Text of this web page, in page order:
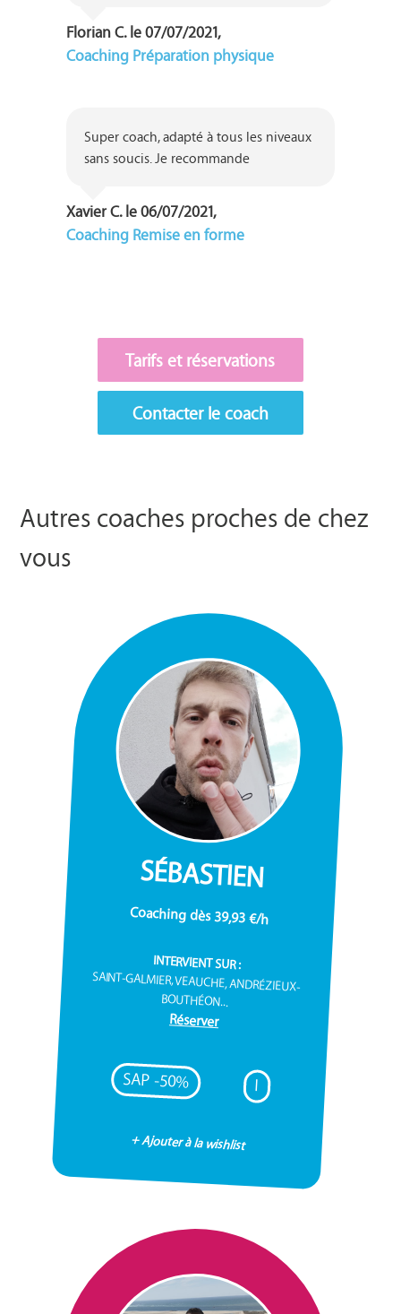
Florian C. le 07/07/2021,
Coaching Préparation physique
Super coach, adapté à tous les niveaux
sans soucis. Je recommande
Xavier C. le 06/07/2021,
Coaching Remise en forme
Tarifs et réservations
Contacter le coach
Autres coaches proches de chez
vous
SÉBASTIEN
Coaching dès 39,93 €/h
INTERVIENT SUR :
SAINT-GALMIER, VEAUCHE, ANDRÉZIEUX-
BOUTHÉON...
Réserver
SAP -50% I
+ Ajouter à la wishlist